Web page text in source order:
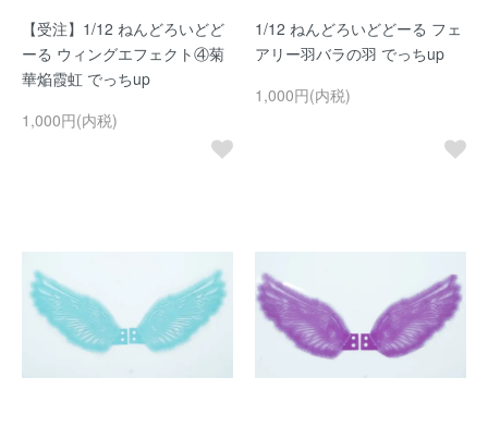
【受注】1/12 ねんどろいどど
ーる ウィングエフェクト④菊
華焔霞虹 でっちup
1,000円(内税)
1/12 ねんどろいどどーる フェ
アリー羽バラの羽 でっちup
1,000円(内税)